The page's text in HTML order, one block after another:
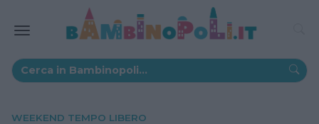
WEEKEND TEMPO LIBERO